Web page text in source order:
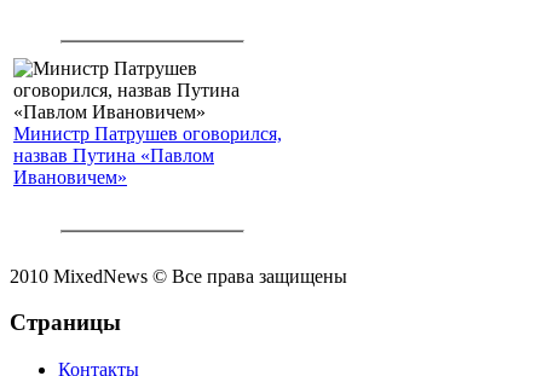
Министр Патрушев оговорился,
назвав Путина «Павлом
Ивановичем»
2010 MixedNews © Все права защищены
Страницы
Контакты